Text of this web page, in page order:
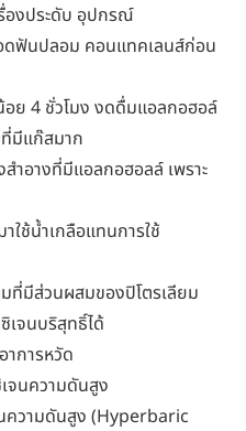
องประดับ อุปกรณ์
ดฟันปลอม คอนแทคเลนส์ก่อน
ย 4 ชั่วโมง งดดื่มแอลกอฮอล์
มีแก๊สมาก
ำอางที่มีแอลกอฮอลล์ เพราะ
ช้น้ำเกลือแทนการใช้
ที่มีส่วนผสมของปิโตรเลียม
เจนบริสุทธิ์ได้
าการหวัด
จนความดันสูง
ความดันสูง (Hyperbaric